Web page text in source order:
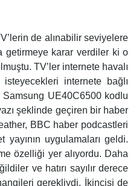
de alınabilir seviyelere
getirmeye karar verdiler ki o
TV’ler internete havalı
internete bağlı
Samsung UE40C6500 kodlu
şeklinde geçiren bir haber
BBC haber podcastleri
uygulamaları geldi.
özelliği yer alıyordu. Daha
ve hatırı sayılır derece
gerekliydi. İkincisi de